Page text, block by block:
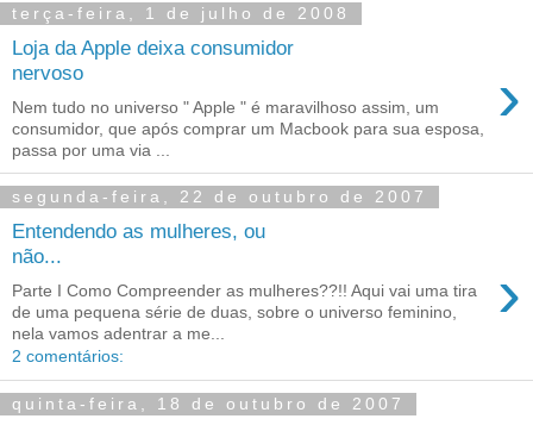
terça-feira, 1 de julho de 2008
Loja da Apple deixa consumidor
nervoso
›
Nem tudo no universo " Apple " é maravilhoso assim, um
consumidor, que após comprar um Macbook para sua esposa,
passa por uma via ...
segunda-feira, 22 de outubro de 2007
Entendendo as mulheres, ou
não...
›
Parte I Como Compreender as mulheres??!! Aqui vai uma tira
de uma pequena série de duas, sobre o universo feminino,
nela vamos adentrar a me...
2 comentários:
quinta-feira, 18 de outubro de 2007